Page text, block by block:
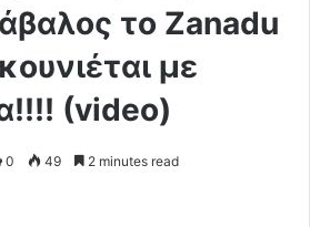
το Zanadu
με
(video)
0 49 2 minutes read